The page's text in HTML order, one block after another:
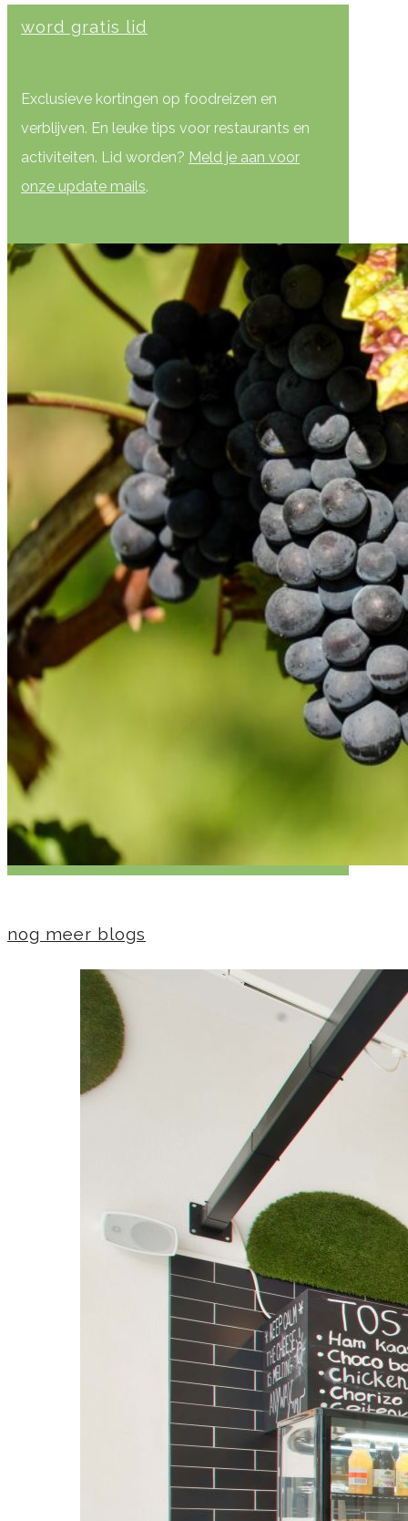
word gratis lid
Exclusieve kortingen op foodreizen en
verblijven. En leuke tips voor restaurants en
activiteiten. Lid worden? Meld je aan voor
onze update mails.
nog meer blogs